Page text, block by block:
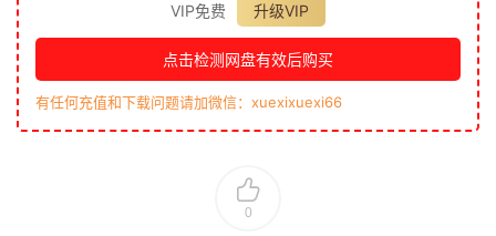
VIP免费
升级VIP
点击检测网盘有效后购买
有任何充值和下载问题请加微信：xuexixuexi66
0